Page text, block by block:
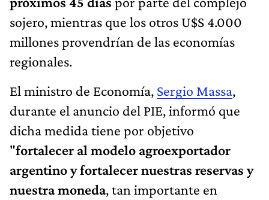
sojero, mientras que los otros U$S 4.000
millones provendrían de las economías
regionales.
El ministro de Economía, Sergio Massa,
durante el anuncio del PIE, informó que
dicha medida tiene por objetivo
"fortalecer al modelo agroexportador
argentino y fortalecer nuestras reservas y
nuestra moneda, tan importante en